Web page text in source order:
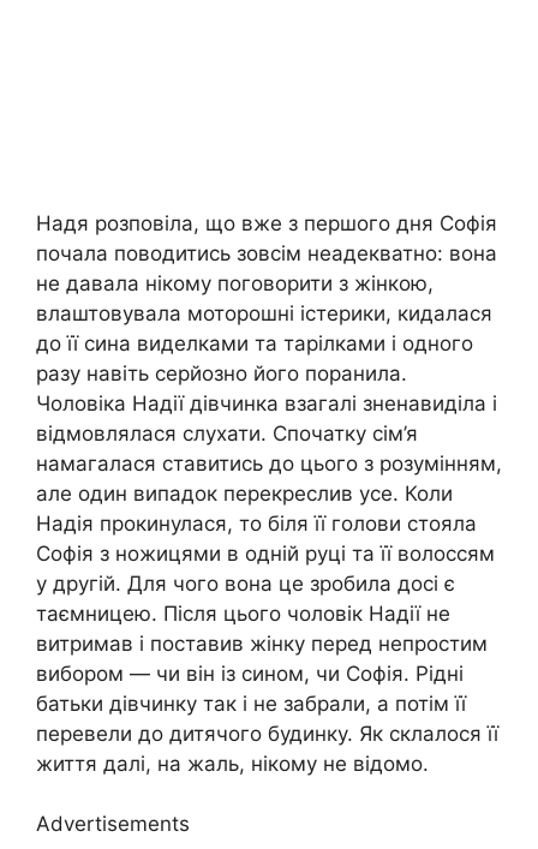
Надя розповіла, що вже з першого дня Софія
почала поводитись зовсім неадекватно: вона
не давала нікому поговорити з жінкою,
влаштовувала моторошні істерики, кидалася
до її сина виделками та тарілками і одного
разу навіть серйозно його поранила.
Чоловіка Надії дівчинка взагалі зненавиділа і
відмовлялася слухати. Спочатку сім’я
намагалася ставитись до цього з розумінням,
але один випадок перекреслив усе. Коли
Надія прокинулася, то біля її голови стояла
Софія з ножицями в одній руці та її волоссям
у другій. Для чого вона це зробила досі є
таємницею. Після цього чоловік Надії не
витримав і поставив жінку перед непростим
вибором — чи він із сином, чи Софія. Рідні
батьки дівчинку так і не забрали, а потім її
перевели до дитячого будинку. Як склалося її
життя далі, на жаль, нікому не відомо.
Advertisements